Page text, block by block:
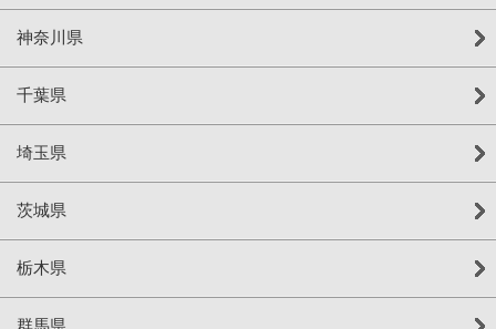
神奈川県
千葉県
埼玉県
茨城県
栃木県
群馬県